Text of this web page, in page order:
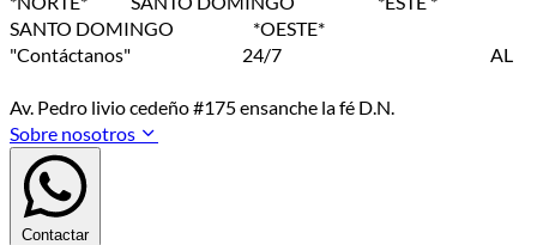
SANTO DOMINGO *OESTE*
"Contáctanos" 24/7 AL
Av. Pedro livio cedeño #175 ensanche la fé D.N.
Sobre nosotros
Contactar